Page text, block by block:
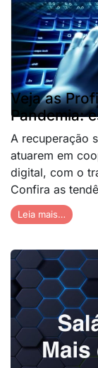
Veja as
Pandemia:
A recuperação
atuarem em
digital, com o
Confira as
Leia mais…